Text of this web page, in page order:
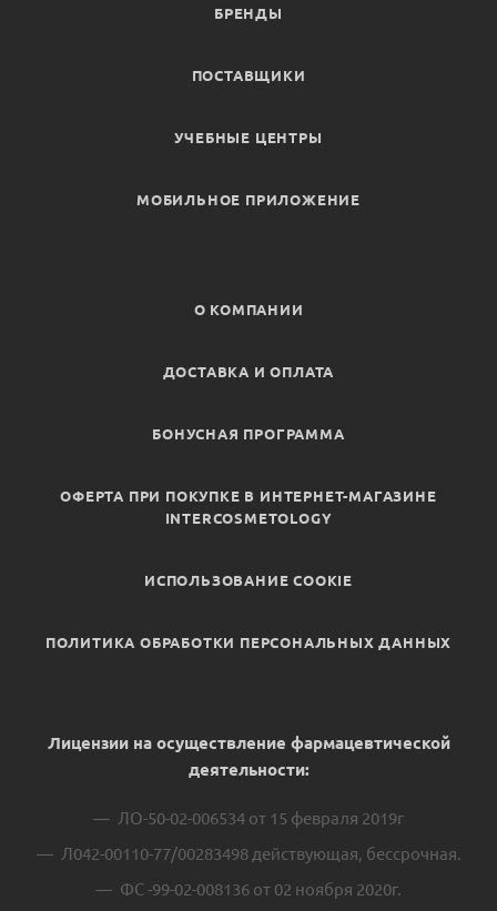
БРЕНДЫ
ПОСТАВЩИКИ
УЧЕБНЫЕ ЦЕНТРЫ
МОБИЛЬНОЕ ПРИЛОЖЕНИЕ
О КОМПАНИИ
ДОСТАВКА И ОПЛАТА
БОНУСНАЯ ПРОГРАММА
ОФЕРТА ПРИ ПОКУПКЕ В ИНТЕРНЕТ-МАГАЗИНЕ
INTERCOSMETOLOGY
ИСПОЛЬЗОВАНИЕ COOKIE
ПОЛИТИКА ОБРАБОТКИ ПЕРСОНАЛЬНЫХ ДАННЫХ
Лицензии на осуществление фармацевтической
деятельности:
ЛО-50-02-006534 от 15 февраля 2019г
Л042-00110-77/00283498 действующая, бессрочная.
ФС -99-02-008136 от 02 ноября 2020г.